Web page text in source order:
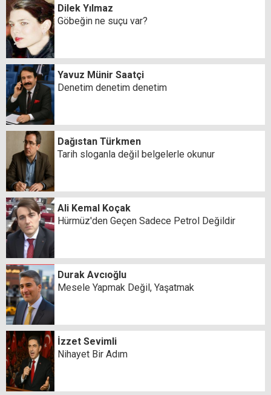
Dilek Yılmaz
Göbeğin ne suçu var?
Yavuz Münir Saatçi
Denetim denetim denetim
Dağıstan Türkmen
Tarih sloganla değil belgelerle okunur
Ali Kemal Koçak
Hürmüz'den Geçen Sadece Petrol Değildir
Durak Avcıoğlu
Mesele Yapmak Değil, Yaşatmak
İzzet Sevimli
Nihayet Bir Adım